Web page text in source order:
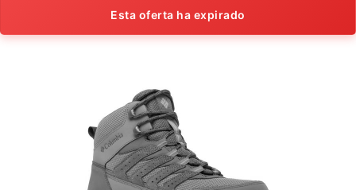
Esta oferta ha expirado